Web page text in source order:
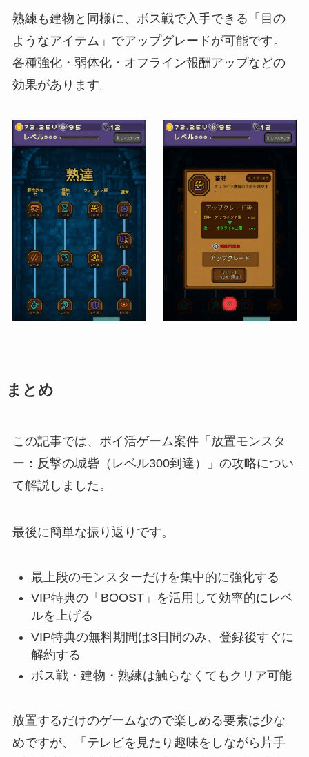
熟練も建物と同様に、ボス戦で入手できる「目の
ようなアイテム」でアップグレードが可能です。
各種強化・弱体化・オフライン報酬アップなどの
効果があります。
まとめ
この記事では、ポイ活ゲーム案件「放置モンスタ
ー：反撃の城砦（レベル300到達）」の攻略につい
て解説しました。
最後に簡単な振り返りです。
最上段のモンスターだけを集中的に強化する
VIP特典の「BOOST」を活用して効率的にレベ
ルを上げる
VIP特典の無料期間は3日間のみ、登録後すぐに
解約する
ボス戦・建物・熟練は触らなくてもクリア可能
放置するだけのゲームなので楽しめる要素は少な
めですが、「テレビを見たり趣味をしながら片手